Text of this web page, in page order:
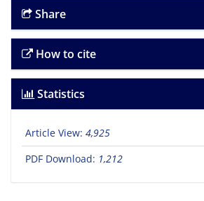
Share
How to cite
Statistics
Article View: 4,925
PDF Download: 1,212